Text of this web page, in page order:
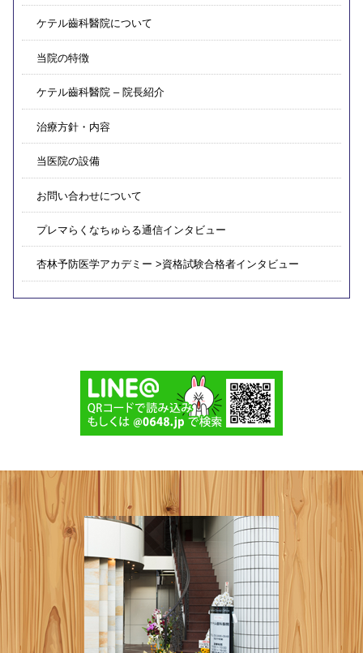
ケテル齒科醫院について
当院の特徴
ケテル齒科醫院 – 院長紹介
治療方針・内容
当医院の設備
お問い合わせについて
プレマらくなちゅらる通信インタビュー
杏林予防医学アカデミー >資格試験合格者インタビュー